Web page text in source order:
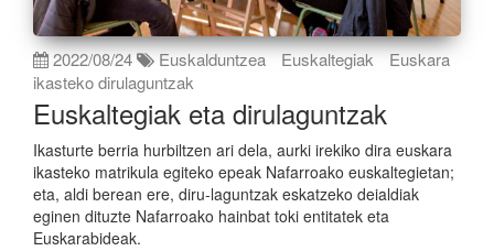
2022/08/24 Euskalduntzea Euskaltegiak
Euskara
ikasteko dirulaguntzak
Euskaltegiak eta dirulaguntzak
Ikasturte berria hurbiltzen ari dela, aurki irekiko dira euskara
ikasteko matrikula egiteko epeak Nafarroako euskaltegietan;
eta, aldi berean ere, diru-laguntzak eskatzeko deialdiak
eginen dituzte Nafarroako hainbat toki entitatek eta
Euskarabideak.